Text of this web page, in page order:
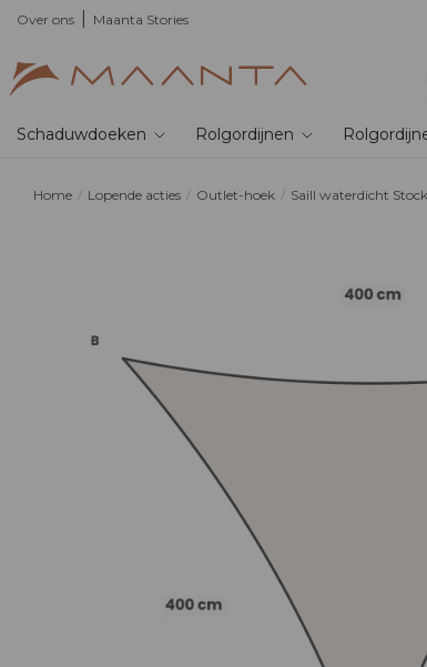
Over ons Maanta Stories
de nieuwe bioklimatische pergola
Schaduwdoeken Rolgordijnen
Home Lopende acties Outlet-hoek Saill waterdicht Stock